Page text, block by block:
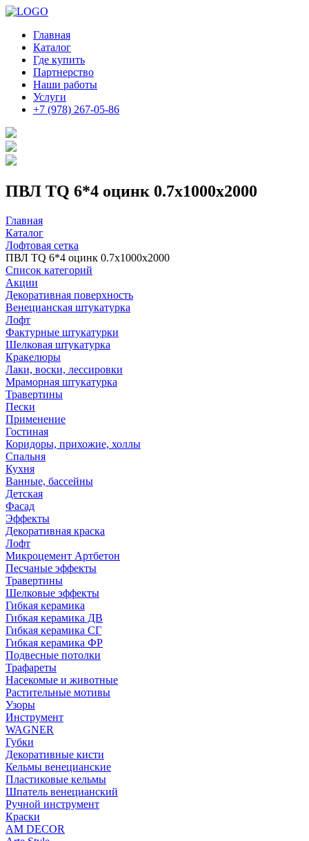
Главная
Каталог
Где купить
Партнерство
Наши работы
Услуги
+7 (978) 267-05-86
ПВЛ TQ 6*4 оцинк 0.7х1000х2000
Главная
Каталог
Лофтовая сетка
ПВЛ TQ 6*4 оцинк 0.7х1000х2000
Список категорий
Акции
Декоративная поверхность
Венецианская штукатурка
Лофт
Фактурные штукатурки
Шелковая штукатурка
Кракелюры
Лаки, воски, лессировки
Мраморная штукатурка
Травертины
Пески
Применение
Гостиная
Коридоры, прихожие, холлы
Спальня
Кухня
Ванные, бассейны
Детская
Фасад
Эффекты
Декоративная краска
Лофт
Микроцемент Артбетон
Песчаные эффекты
Травертины
Шелковые эффекты
Гибкая керамика
Гибкая керамика ДВ
Гибкая керамика СГ
Гибкая керамика ФР
Подвесные потолки
Трафареты
Насекомые и животные
Растительные мотивы
Узоры
Инструмент
WAGNER
Губки
Декоративные кисти
Кельмы венецианские
Пластиковые кельмы
Шпатель венецианский
Ручной инструмент
Краски
AM DECOR